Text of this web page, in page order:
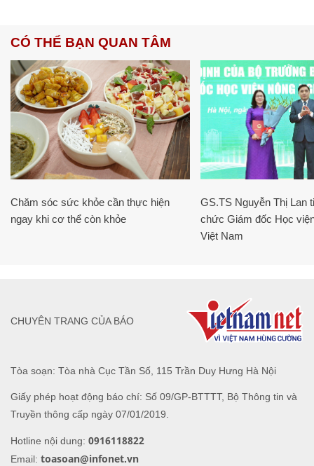
CÓ THỂ BẠN QUAN TÂM
Chăm sóc sức khỏe cần thực hiện
ngay khi cơ thể còn khỏe
GS.TS Nguyễn Thị Lan
chức Giám đốc Học
Việt Nam
Tòa soạn: Tòa nhà Cục Tần Số, 115 Trần Duy Hưng Hà Nội
Giấy phép hoạt động báo chí: Số 09/GP-BTTTT, Bộ Thông tin và
Truyền thông cấp ngày 07/01/2019.
Hotline nội dung: 0916118822
Email: toasoan@infonet.vn
CHUYÊN TRANG CỦA BÁO